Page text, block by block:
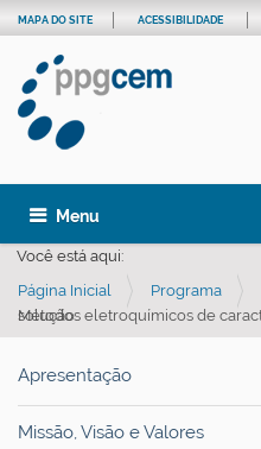
MAPA DO SITE ACESSIBILIDADE
Toggle navigation
Você está aqui:
Página Inicial
Programa
Métodos eletroquímicos de caracterização de materiais em solução
Apresentação
Missão, Visão e Valores